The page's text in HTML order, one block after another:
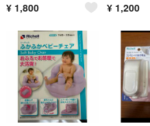
¥ 1,800 ¥ 1,200